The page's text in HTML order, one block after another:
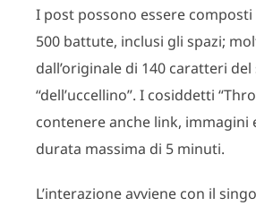
I post possono essere
500 battute, inclusi gli spazi;
dall’originale di 140 caratteri del
“dell’uccellino”. I cosiddetti
contenere anche link, immagini
durata massima di 5 minuti.
L’interazione avviene con il